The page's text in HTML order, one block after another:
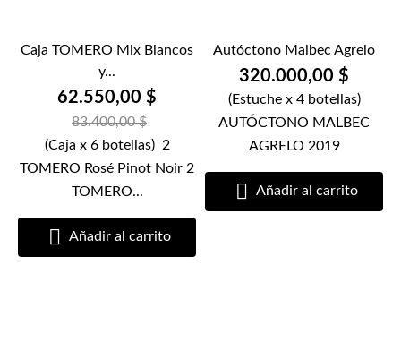
Caja TOMERO Mix Blancos
y...
62.550,00 $
83.400,00 $
(Caja x 6 botellas) 2
TOMERO Rosé Pinot Noir 2
TOMERO...
 Añadir al carrito
Autóctono Malbec Agrelo
320.000,00 $
(Estuche x 4 botellas)
AUTÓCTONO MALBEC
AGRELO 2019
 Añadir al carrito